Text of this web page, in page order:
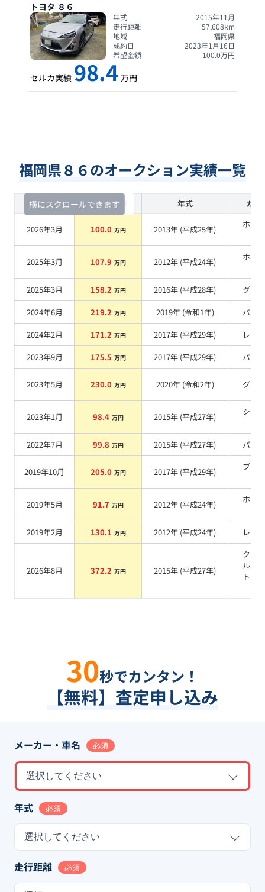
トヨタ ８６
年式
2015年11月
走行距離
57,608km
地域
福岡県
成約日
2023年1月16日
希望金額
100.0万円
セルカ実績 98.4 万円
福岡県８６のオークション実績一覧
横にスクロールできます
査定時期 セルカ実績 年式 カラ
2026年3月 100.0 万円 2013年 (平成25年)
ホワ
2025年3月 107.9 万円 2012年 (平成24年)
ホワ
2025年3月
158.2 万円 2016年 (平成28年)
グレー
2024年6月
219.2 万円 2019年 (令和1年)
パール
2024年2月
171.2 万円 2017年 (平成29年)
レッド
2023年9月
175.5 万円 2017年 (平成29年) パール
2023年5月 230.0 万円 2020年 (令和2年) グレー
2023年1月 98.4 万円 2015年 (平成27年)
シル
2022年7月
99.8 万円 2015年 (平成27年) パール
2019年10月 205.0 万円 2017年 (平成29年)
ブラ
2019年5月 91.7 万円 2012年 (平成24年)
ホワ
2019年2月
130.1 万円 2012年 (平成24年) レッド
2026年8月 372.2 万円 2015年 (平成27年)
クリ
ルホ
トパ
30秒でカンタン！
【無料】査定申し込み
メーカー・車名 必須
選択してください
年式 必須
選択してください
走行距離 必須